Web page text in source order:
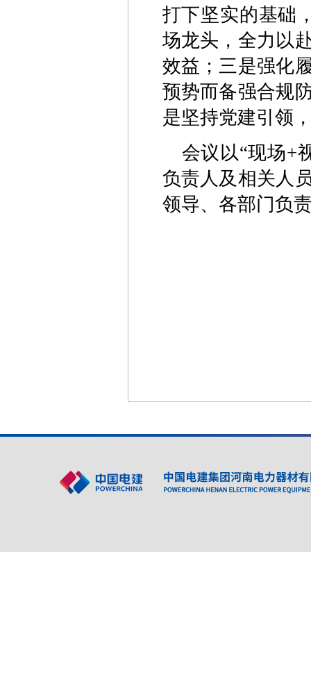
打下坚实的基础
场龙头，全力以
效益；三是强化
预势而备强合规
是坚持党建引领
会议以“现场+
负责人及相关人
领导、各部门负